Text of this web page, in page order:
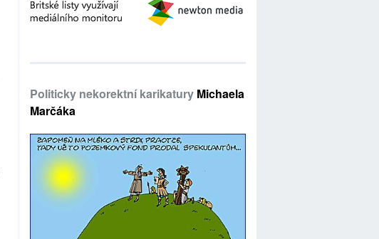
Politicky nekorektní karikatury Michaela
Marčáka